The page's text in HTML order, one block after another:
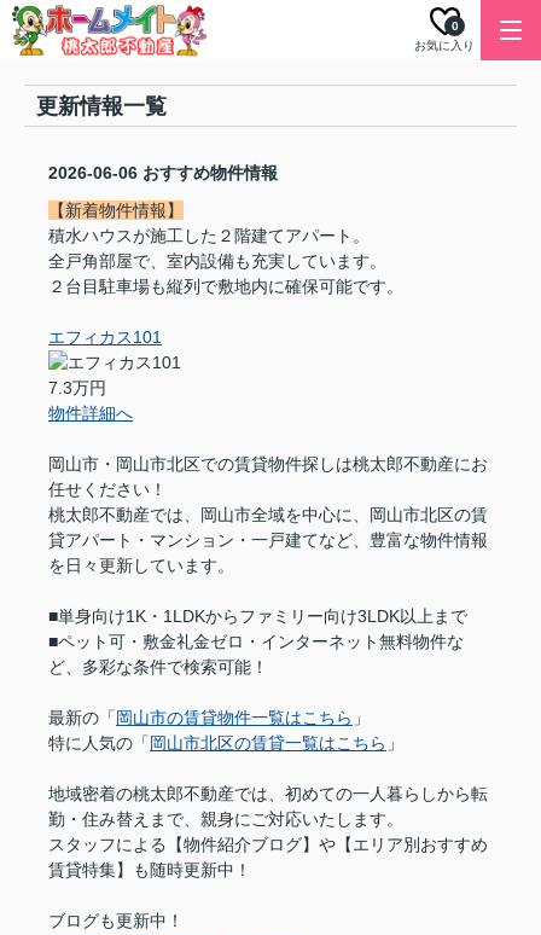
お気に入り
0
更新情報一覧
2026-06-06 おすすめ物件情報
【新着物件情報】
積水ハウスが施工した２階建てアパート。
全戸角部屋で、室内設備も充実しています。
２台目駐車場も縦列で敷地内に確保可能です。
エフィカス101
7.3万円
物件詳細へ
岡山市・岡山市北区での賃貸物件探しは桃太郎不動産にお
任せください！
桃太郎不動産では、岡山市全域を中心に、岡山市北区の賃
貸アパート・マンション・一戸建てなど、豊富な物件情報
を日々更新しています。
■単身向け1K・1LDKからファミリー向け3LDK以上まで
■ペット可・敷金礼金ゼロ・インターネット無料物件な
ど、多彩な条件で検索可能！
最新の「 岡山市の賃貸物件一覧はこちら 」
特に人気の「 岡山市北区の賃貸一覧はこちら 」
地域密着の桃太郎不動産では、初めての一人暮らしから転
勤・住み替えまで、親身にご対応いたします。
スタッフによる【物件紹介ブログ】や【エリア別おすすめ
賃貸特集】も随時更新中！
ブログも更新中！